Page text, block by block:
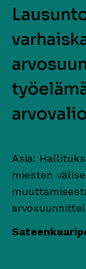
Asia:
miesten